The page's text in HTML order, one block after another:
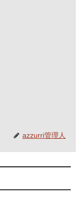
azzurri管理人